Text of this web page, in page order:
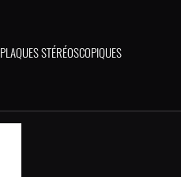
PLAQUES STÉRÉOSCOPIQUES